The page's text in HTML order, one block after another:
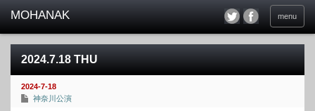
menu
2024.7.18 THU
2024-7-18
神奈川公演